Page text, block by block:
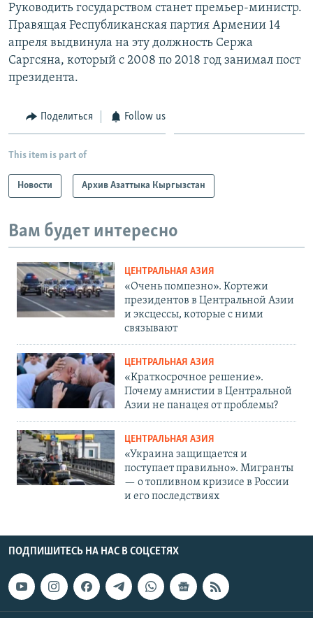
Руководить государством станет премьер-министр.
Правящая Республиканская партия Армении 14
апреля выдвинула на эту должность Сержа
Саргсяна, который с 2008 по 2018 год занимал пост
президента.
Поделиться Follow us
This item is part of
Новости Архив Азаттыка Кыргызстан
Вам будет интересно
ЦЕНТРАЛЬНАЯ АЗИЯ
«Очень помпезно». Кортежи
президентов в Центральной Азии
и эксцессы, которые с ними
связывают
ЦЕНТРАЛЬНАЯ АЗИЯ
«Краткосрочное решение».
Почему амнистии в Центральной
Азии не панацея от проблемы?
ЦЕНТРАЛЬНАЯ АЗИЯ
«Украина защищается и
поступает правильно». Мигранты
— о топливном кризисе в России
и его последствиях
ПОДПИШИТЕСЬ НА НАС В СОЦСЕТЯХ